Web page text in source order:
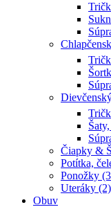
Čiapky &
Potítka,
Ponožky
Uteráky (2)
Obuv